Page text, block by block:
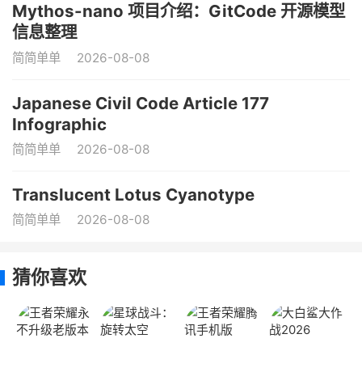
Mythos-nano 项目介绍：GitCode 开源模型
信息整理
简简单单 2026-08-08
Japanese Civil Code Article 177
Infographic
简简单单 2026-08-08
Translucent Lotus Cyanotype
简简单单 2026-08-08
猜你喜欢